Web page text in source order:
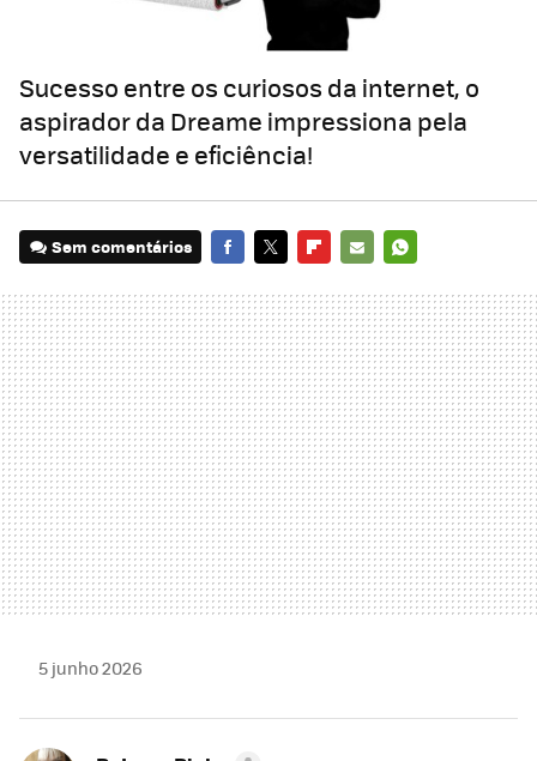
Sucesso entre os curiosos da internet, o
aspirador da Dreame impressiona pela
versatilidade e eficiência!
Sem comentários
MAIL
5 junho 2026